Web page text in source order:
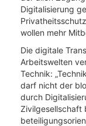
Digitalisierung
wollen mehr
Die digitale
Arbeitswelten
Technik:
darf nicht der
durch
Zivilgesellschaft